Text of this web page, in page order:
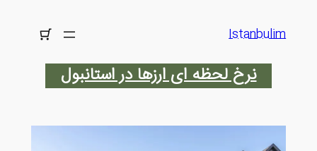
Istanbulim
نرخ لحظه ای ارزها در استانبول